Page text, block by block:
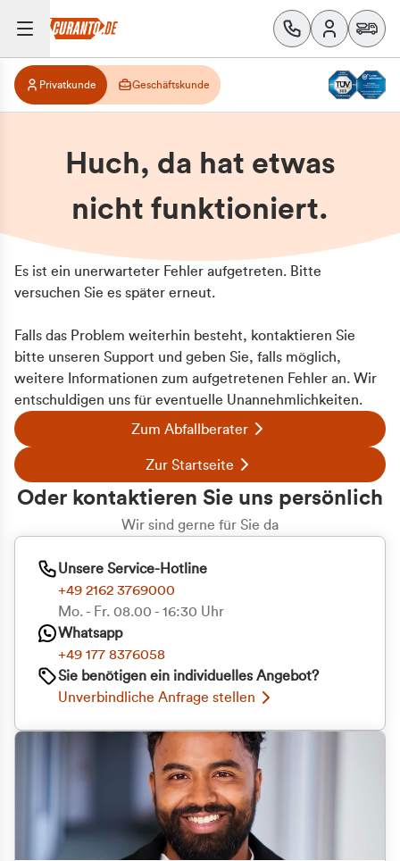
Privatkunde Geschäftskunde
Huch, da hat etwas
nicht funktioniert.
Es ist ein unerwarteter Fehler aufgetreten. Bitte
versuchen Sie es später erneut.
Falls das Problem weiterhin besteht, kontaktieren Sie
bitte unseren Support und geben Sie, falls möglich,
weitere Informationen zum aufgetretenen Fehler an. Wir
entschuldigen uns für eventuelle Unannehmlichkeiten.
Zum Abfallberater
Zur Startseite
Oder kontaktieren Sie uns persönlich
Wir sind gerne für Sie da
Unsere Service-Hotline
+49 2162 3769000
Mo. - Fr. 08.00 - 16:30 Uhr
Whatsapp
+49 177 8376058
Sie benötigen ein individuelles Angebot?
Unverbindliche Anfrage stellen